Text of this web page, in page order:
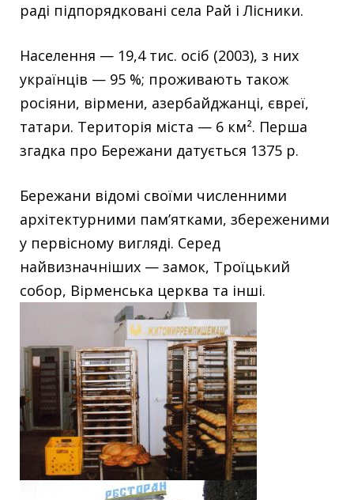
раді підпорядковані села Рай і Лісники.
Населення — 19,4 тис. осіб (2003), з них
українців — 95 %; про­живають також
росіяни, вірмени, азербайджанці, євреї,
татари. Територія міста — 6 км². Перша
згадка про Бережани датується 1375 р.
Бережани відомі своїми численними
архітектурними пам’ятками, збереженими
у первісному вигляді. Серед
найвизначніших — замок, Троїцький
собор, Вірменська церква та інші.